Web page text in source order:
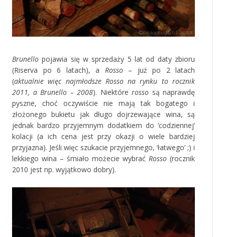
Brunello pojawia się w sprzedaży 5 lat od daty zbioru
(Riserva po 6 latach), a Rosso– już po 2 latach
(aktualnie więc najmłodsze Rosso na rynku to rocznik
2011, a Brunello – 2008). Niektóre rosso są naprawdę
pyszne, choć oczywiście nie mają tak bogatego i
złożonego bukietu jak długo dojrzewające wina, są
jednak bardzo przyjemnym dodatkiem do ‘codziennej’
kolacji (a ich cena jest przy okazji o wiele bardziej
przyjazna). Jeśli więc szukacie przyjemnego, ‘łatwego’ ;) i
lekkiego wina – śmiało możecie wybrać Rosso (rocznik
2010 jest np. wyjątkowo dobry).